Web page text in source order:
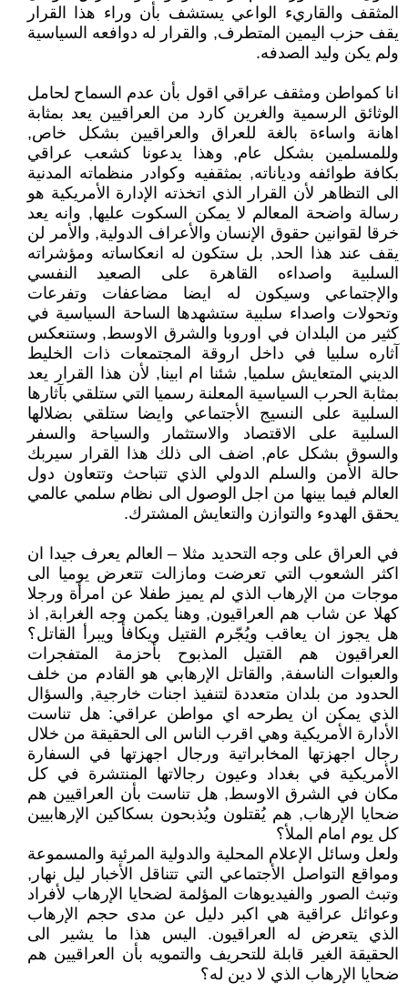
المثقف والقاريء الواعي يستشف بأن وراء هذا القرار
يقف حزب اليمين المتطرف, والقرار له دوافعه السياسية
ولم يكن وليد الصدفه.
انا كمواطن ومثقف عراقي اقول بأن عدم السماح لحامل
الوثائق الرسمية والغرين كارد من العراقيين يعد بمثابة
اهانة واساءة بالغة للعراق والعراقيين بشكل خاص,
وللمسلمين بشكل عام, وهذا يدعونا كشعب عراقي
بكافة طوائفه ودياناته, بمثقفيه وكوادر منظماته المدنية
الى التظاهر لأن القرار الذي اتخذته الإدارة الأمريكية هو
رسالة واضحة المعالم لا يمكن السكوت عليها, وانه يعد
خرقا لقوانين حقوق الإنسان والأعراف الدولية, والأمر لن
يقف عند هذا الحد, بل ستكون له انعكاساته ومؤشراته
السلبية واصداءه القاهرة على الصعيد النفسي
والإجتماعي وسيكون له ايضا مضاعفات وتفرعات
وتحولات واصداء سلبية ستشهدها الساحة السياسية في
كثير من البلدان في اوروبا والشرق الاوسط, وستنعكس
آثاره سلبيا في داخل اروقة المجتمعات ذات الخليط
الديني المتعايش سلميا, شئنا ام ابينا, لأن هذا القرار يعد
بمثابة الحرب السياسية المعلنة رسميا التي ستلقي بآثارها
السلبية على النسيج الأجتماعي وايضا ستلقي بضلالها
السلبية على الاقتصاد والاستثمار والسياحة والسفر
والسوق بشكل عام, اضف الى ذلك هذا القرار سيربك
حالة الأمن والسلم الدولي الذي تتباحث وتتعاون دول
العالم فيما بينها من اجل الوصول الى نظام سلمي عالمي
يحقق الهدوء والتوازن والتعايش المشترك.
في العراق على وجه التحديد مثلا – العالم يعرف جيدا ان
اكثر الشعوب التي تعرضت ومازالت تتعرض يوميا الى
موجات من الإرهاب الذي لم يميز طفلا عن امرأة ورجلا
كهلا عن شاب هم العراقيون, وهنا يكمن وجه الغرابة, اذ
هل يجوز ان يعاقب ويُجّرم القتيل ويكافأ ويبرأ القاتل؟
العراقيون هم القتيل المذبوح بأحزمة المتفجرات
والعبوات الناسفة, والقاتل الإرهابي هو القادم من خلف
الحدود من بلدان متعددة لتنفيذ اجنات خارجية, والسؤال
الذي يمكن ان يطرحه اي مواطن عراقي: هل تناست
الأدارة الأمريكية وهي اقرب الناس الى الحقيقة من خلال
رجال اجهزتها المخابراتية ورجال اجهزتها في السفارة
الأمريكية في بغداد وعيون رجالاتها المنتشرة في كل
مكان في الشرق الاوسط, هل تناست بأن العراقيين هم
ضحايا الإرهاب, هم يُقتلون ويُذبحون بسكاكين الإرهابيين
كل يوم امام الملأ؟
ولعل وسائل الإعلام المحلية والدولية المرئية والمسموعة
ومواقع التواصل الأجتماعي التي تتناقل الأخبار ليل نهار,
وتبث الصور والفيديوهات المؤلمة لضحايا الإرهاب لأفراد
وعوائل عراقية هي اكبر دليل عن مدى حجم الإرهاب
الذي يتعرض له العراقيون. اليس هذا ما يشير الى
الحقيقة الغير قابلة للتحريف والتمويه بأن العراقيين هم
ضحايا الإرهاب الذي لا دين له؟